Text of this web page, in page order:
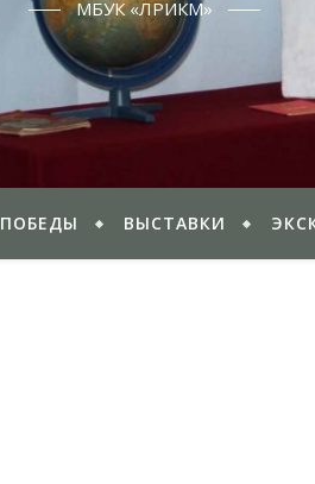
МБУК «ЛРИКМ»
ВЫСТАВКИ